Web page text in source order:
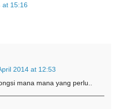
at 15:16
2014 at 12:53
mana mana yang perlu..